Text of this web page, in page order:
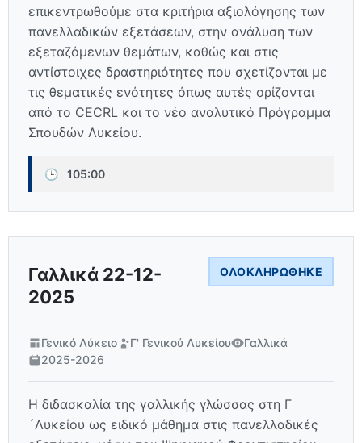
επικεντρωθούμε στα κριτήρια αξιολόγησης των
πανελλαδικών εξετάσεων, στην ανάλυση των
εξεταζόμενων θεμάτων, καθώς και στις
αντίστοιχες δραστηριότητες που σχετίζονται με
τις θεματικές ενότητες όπως αυτές ορίζονται
από το CECRL και το νέο αναλυτικό Πρόγραμμα
Σπουδών Λυκείου.
🕒 105:00
Γαλλικά 22-12-
2025
ΟΛΟΚΛΗΡΏΘΗΚΕ
Γενικό Λύκειο Γ' Γενικού Λυκείου
Γαλλικά
2025-2026
Η διδασκαλία της γαλλικής γλώσσας στη Γ
´Λυκείου ως ειδικό μάθημα στις πανελλαδικές